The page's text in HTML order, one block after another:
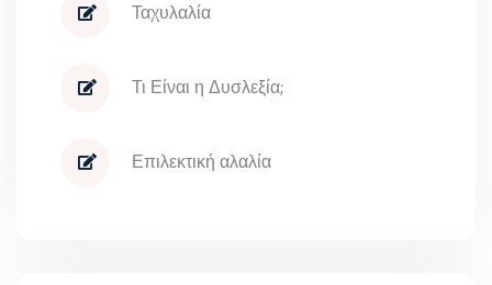
Ταχυλαλία
Τι Είναι η Δυσλεξία;
Επιλεκτική αλαλία